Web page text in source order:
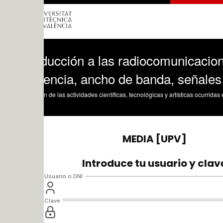
a las radiocomunicaciones.
ancho de banda, señales banda
de las actividades científicas, tecnológicas y artísticas ocurridas en los tres